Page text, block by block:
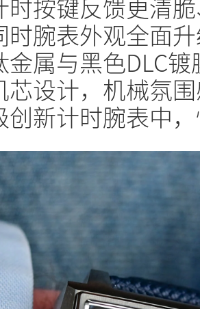
时按键反馈更清
时腕表外观全面
属与黑色DLC
芯设计，机械氛
创新计时腕表中